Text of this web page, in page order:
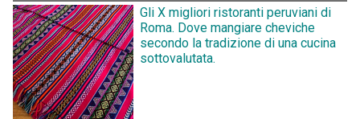
Gli X migliori ristoranti peruviani di
Roma. Dove mangiare cheviche
secondo la tradizione di una cucina
sottovalutata.